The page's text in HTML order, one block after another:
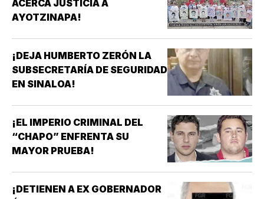
ACERCA JUSTICIA A
AYOTZINAPA!
¡DEJA HUMBERTO ZERÓN LA
SUBSECRETARÍA DE SEGURIDAD
EN SINALOA!
¡EL IMPERIO CRIMINAL DEL
“CHAPO” ENFRENTA SU
MAYOR PRUEBA!
¡DETIENEN A EX GOBERNADOR